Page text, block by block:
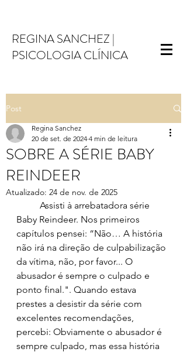
REGINA SANCHEZ |
PSICOLOGIA CLÍNICA
Post
SOBRE A SÉRIE BABY
REINDEER
Regina Sanchez
20 de set. de 2024 4 min de leitura
Atualizado: 24 de nov. de 2025
Baby Reindeer. Nos primeiros
capítulos pensei: “Não… A história
não irá na direção de culpabilização
da vítima, não, por favor... O
abusador é sempre o culpado e
ponto final.". Quando estava
prestes a desistir da série com
excelentes recomendações,
percebi: Obviamente o abusador é
sempre culpado, mas essa história